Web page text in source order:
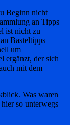
Beginn nicht
an Tipps
ist nicht zu
Basteltipps
um
ergänzt, der sich
mit dem
Was waren
so unterwegs